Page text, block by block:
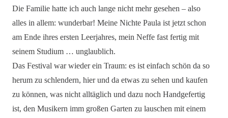
Die Familie hatte ich auch lange nicht mehr gesehen – also
alles in allem: wunderbar! Meine Nichte Paula ist jetzt schon
am Ende ihres ersten Leerjahres, mein Neffe fast fertig mit
seinem Studium … unglaublich.
Das Festival war wieder ein Traum: es ist einfach schön da so
herum zu schlendern, hier und da etwas zu sehen und kaufen
zu können, was nicht alltäglich und dazu noch Handgefertig
ist, den Musikern imm großen Garten zu lauschen mit einem